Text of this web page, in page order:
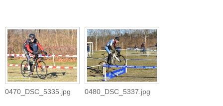
0470_DSC_5335.jpg 0480_DSC_5337.jpg